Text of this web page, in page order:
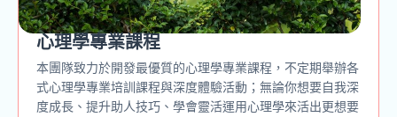
心理學專業課程
本團隊致力於開發最優質的心理學專業課程，不定期舉辦各
式心理學專業培訓課程與深度體驗活動；無論你想要自我深
度成長、提升助人技巧、學會靈活運用心理學來活出更想要